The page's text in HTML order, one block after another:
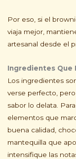
Por eso, si el
viaja mejor,
artesanal desde el
Ingredientes Que
Los ingredientes
verse perfecto,
sabor lo delata.
elementos que
buena calidad,
mantequilla que
intensifique las